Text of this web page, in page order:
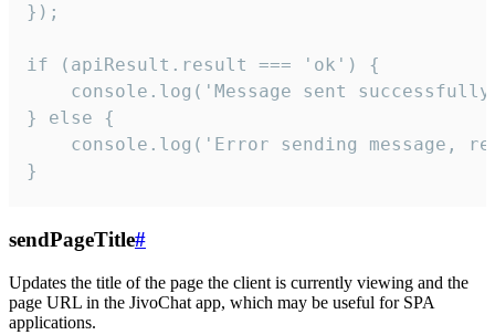
});
if (apiResult.result === 'ok') {
console.log('Message sent
} else {
console.log('Error sending message,
}
sendPageTitle#
Updates the title of the page the client is currently viewing and the
page URL in the JivoChat app, which may be useful for SPA
applications.